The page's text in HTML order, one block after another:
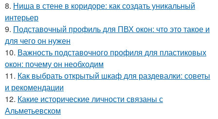
8. Ниша в стене в коридоре: как создать уникальный
интерьер
9. Подставочный профиль для ПВХ окон: что это такое и
для чего он нужен
10. Важность подставочного профиля для пластиковых
окон: почему он необходим
11. Как выбрать открытый шкаф для раздевалки: советы
и рекомендации
12. Какие исторические личности связаны с
Альметьевском